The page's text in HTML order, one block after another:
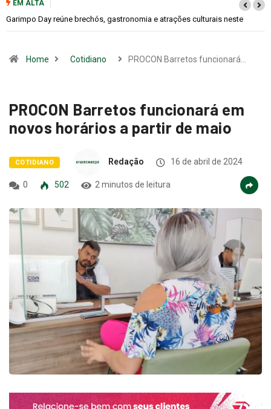
EM ALTA
Bugonia transforma paranoia e conspiração em um suspense
Home Cotidiano PROCON Barretos funcionará…
PROCON Barretos funcionará em
novos horários a partir de maio
COTIDIANO Redação 16 de abril de 2024
0 502 2 minutos de leitura